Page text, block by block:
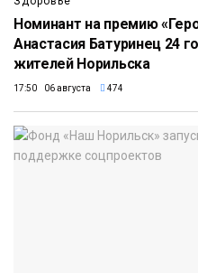
Номинант на премию
Анастасия Батуринец 24
жителей Норильска
17:50 06 августа 474